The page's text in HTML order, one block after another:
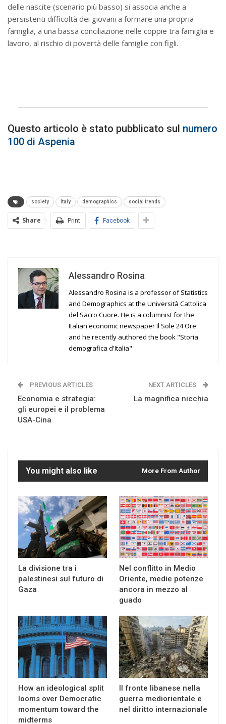
delle nascite (scenario più basso) si associa anche a
persistenti difficoltà dei giovani a formare una propria
famiglia, a una bassa conciliazione nelle coppie tra famiglia e
lavoro, al rischio di povertà delle famiglie con figli.
Questo articolo è stato pubblicato sul numero
100 di Aspenia
society Italy demographics social trends
Share Print Facebook
Alessandro Rosina
Alessandro Rosina is a professor of Statistics
and Demographics at the Università Cattolica
del Sacro Cuore. He is a columnist for the
Italian economic newspaper Il Sole 24 Ore
and he recently authored the book "Storia
demografica d'Italia"
PREVIOUS ARTICLES
Economia e strategia:
gli europei e il problema
USA-Cina
NEXT ARTICLES
La magnifica nicchia
You might also like More From Author
La divisione tra i
palestinesi sul futuro di
Gaza
Nel conflitto in Medio
Oriente, medie potenze
ancora in mezzo al
guado
How an ideological split
looms over Democratic
momentum toward the
midterms
Il fronte libanese nella
guerra mediorientale e
nel diritto internazionale